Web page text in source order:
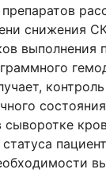
снижения
выполнения
сыворотке